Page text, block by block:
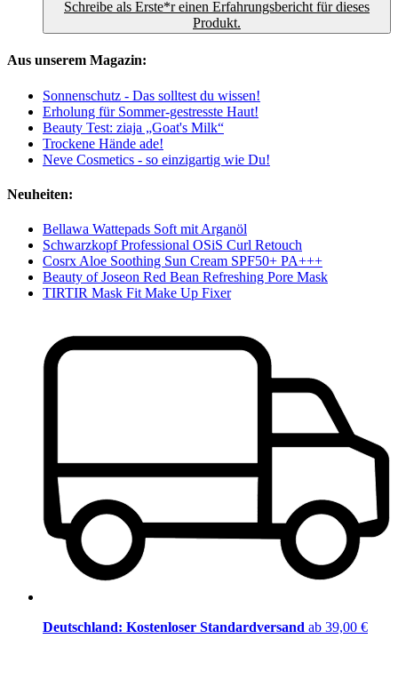
Schreibe als Erste*r einen Erfahrungsbericht für dieses
Produkt.
Aus unserem Magazin:
Sonnenschutz - Das solltest du wissen!
Erholung für Sommer-gestresste Haut!
Beauty Test: ziaja „Goat's Milk“
Trockene Hände ade!
Neve Cosmetics - so einzigartig wie Du!
Neuheiten:
Bellawa Wattepads Soft mit Arganöl
Schwarzkopf Professional OSiS Curl Retouch
Cosrx Aloe Soothing Sun Cream SPF50+ PA+++
Beauty of Joseon Red Bean Refreshing Pore Mask
TIRTIR Mask Fit Make Up Fixer
Deutschland: Kostenloser Standardversand ab 39,00 €